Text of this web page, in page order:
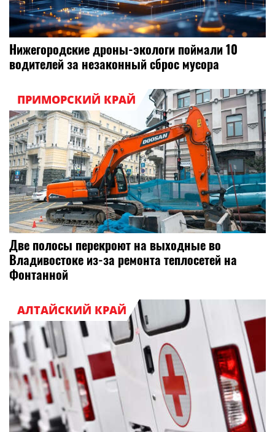
Нижегородские дроны-экологи поймали 10
водителей за незаконный сброс мусора
ПРИМОРСКИЙ КРАЙ
Две полосы перекроют на выходные во
Владивостоке из-за ремонта теплосетей на
Фонтанной
АЛТАЙСКИЙ КРАЙ